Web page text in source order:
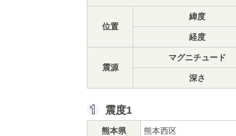
位置
緯度
経度
震源
マグニチュード
深さ
震度1
熊本県 熊本西区